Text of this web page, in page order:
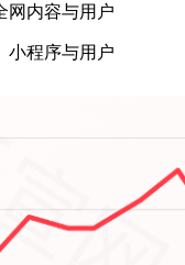
网内容与用户
小程序与用户